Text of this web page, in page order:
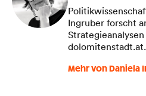
Ingruber forscht
dolomitenstadt.at.
Mehr von Daniela